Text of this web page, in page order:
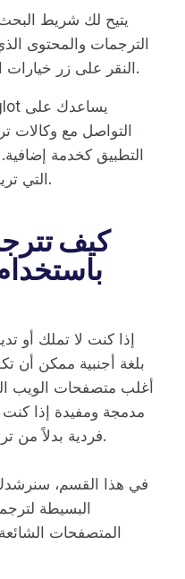
يتيح لك شريط
الترجمات والمحتوى
النقر على زر خيارات الترجمة لإعداد قواعد لترجماتك.
التواصل مع
التطبيق كخدمة
التي تريد ترجمتها بشكل احترافي للبدء.
كيف
إذا كنت لا تملك أو
بلغة أجنبية ممكن أن
أغلب متصفحات الويب
مدمجة ومفيدة إذا
فردية بدلاً من ترجمة موقعك الإلكتروني بالكامل.
في هذا القسم،
البسيطة
المتصفحات